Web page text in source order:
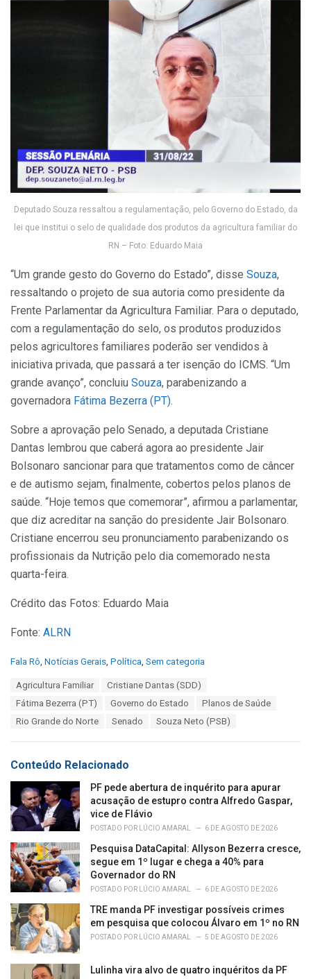
Deputado Souza ressaltou a regulamentação, pelo Governo do Estado, da
lei que institui o selo de qualidade dos produtos da agricultura familiar do
RN – Foto: Eduardo Maia
“Um grande gesto do Governo do Estado”, disse Souza,
ressaltando o projeto de sua autoria como presidente da
Frente Parlamentar da Agricultura Familiar. Para o deputado,
com a regulamentação do selo, os produtos produzidos
pelos agricultores familiares poderão ser vendidos à
iniciativa privada, que passará a ter isenção do ICMS. “Um
grande avanço”, concluiu Souza, parabenizando a
governadora Fátima Bezerra (PT).
Sobre a aprovação pelo Senado, a deputada Cristiane
Dantas lembrou que caberá agora ao presidente Jair
Bolsonaro sancionar para que tratamentos como de câncer
e de autismo sejam, finalmente, cobertos pelos planos de
saúde. “Hoje temos que comemorar”, afirmou a parlamentar,
que diz acreditar na sanção do presidente Jair Bolsonaro.
Cristiane encerrou seu pronunciamento parabenizando os
profissionais da Nutrição pelo dia comemorado nesta
quarta-feira.
Crédito das Fotos: Eduardo Maia
Fonte: ALRN
C
e
Fala Rô, Notícias Gerais, Política, Sem categoria
Agricultura Familiar
Cristiane Dantas (SDD)
Fátima Bezerra (PT)
Governo do Estado
Planos de Saúde
Rio Grande do Norte
Senado Souza Neto (PSB)
Conteúdo Relacionado
PF pede abertura de inquérito para apurar
acusação de estupro contra Alfredo Gaspar,
vice de Flávio
POSTADO POR LÚCIO AMARAL 6 DE AGOSTO DE 2026
Pesquisa DataCapital: Allyson Bezerra cresce,
segue em 1º lugar e chega a 40% para
Governador do RN
POSTADO POR LÚCIO AMARAL 6 DE AGOSTO DE 2026
TRE manda PF investigar possíveis crimes
em pesquisa que colocou Álvaro em 1º no RN
POSTADO POR LÚCIO AMARAL 5 DE AGOSTO DE 2026
Lulinha vira alvo de quatro inquéritos da PF